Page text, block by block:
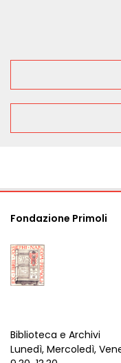
Fondazione Primoli
Biblioteca e Archivi
Lunedì, Mercoledì,